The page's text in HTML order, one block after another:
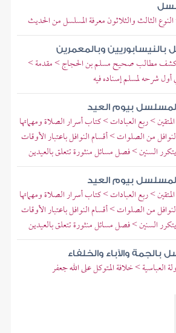
الثالث والثلاثون معرفة المسلسل من الحديث
وبالمعمرين
كشف مطالب صحيح مسلم بن الحجاج > مقدمة >
شرحه لمسلم إسناده فيه
بيوم العيد
> ربع العبادات > كتاب أسرار الصلاة ومهماتها
من الصلوات > أقسام النوافل باعتبار الأوقات
السنين > فصل مسائل منثورة تتعلق بالعيدين
بيوم العيد
> ربع العبادات > كتاب أسرار الصلاة ومهماتها
من الصلوات > أقسام النوافل باعتبار الأوقات
السنين > فصل مسائل منثورة تتعلق بالعيدين
والآباء والخلفاء
العباسية > خلافة المتوكل على الله جعفر